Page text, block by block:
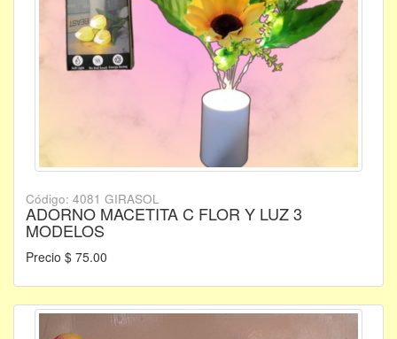
Código: 4081 GIRASOL
ADORNO MACETITA C FLOR Y LUZ 3
MODELOS
Precio $ 75.00